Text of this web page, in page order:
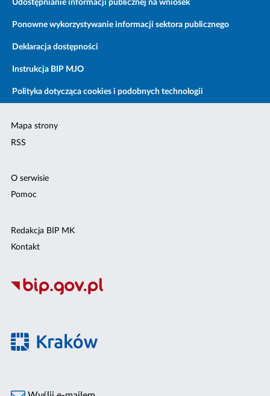
Udostępnianie informacji publicznej na wniosek
Ponowne wykorzystywanie informacji sektora publicznego
Deklaracja dostępności
Instrukcja BIP MJO
Polityka dotycząca cookies i podobnych technologii
Mapa strony
RSS
O serwisie
Pomoc
Redakcja BIP MK
Kontakt